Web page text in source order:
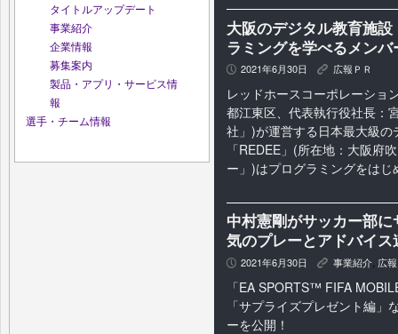
タイトルアップデート
事業紹介
企業情報
募集案内
製品・アプリ・サービス情
報
選手・チーム情報
大阪のデジタル教育施
ラミングを学べるメン
P 2021年6月30日 K 広報ＰＲ
レッドホースコーポレーショ
都江東区、代表執行役社長：
社」)が運営する日本最大級の
「REDEE」(所在地：大阪府
ー」)はプログラミングをは
中村憲剛がサッカー部
気のプレーとアドバイス
P 2021年6月30日 K 事業紹介 広
「EA SPORTS™ FIFA
「サプライズプレゼント編」
ーを公開！